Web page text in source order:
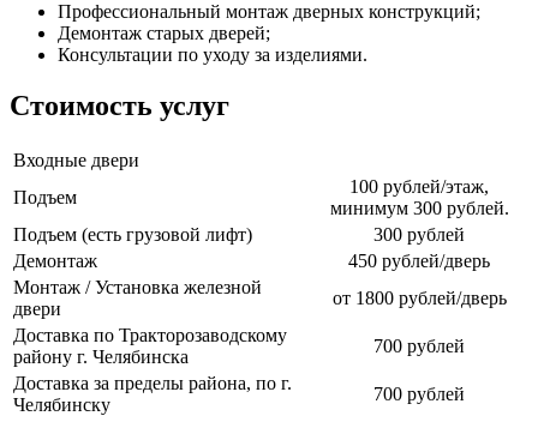
Профессиональный монтаж дверных конструкций;
Демонтаж старых дверей;
Консультации по уходу за изделиями.
Стоимость услуг
Входные двери
Подъем
100 рублей/этаж,
минимум 300 рублей.
Подъем (есть грузовой лифт)
300 рублей
Демонтаж
450 рублей/дверь
Монтаж / Установка железной
двери
от 1800 рублей/дверь
Доставка по Тракторозаводскому
району г. Челябинска
700 рублей
Доставка за пределы района, по г.
Челябинску
700 рублей